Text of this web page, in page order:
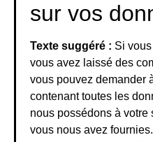
sur vos
Texte suggéré : Si
vous avez laissé des
vous pouvez demander
contenant toutes les
nous possédons à
vous nous avez